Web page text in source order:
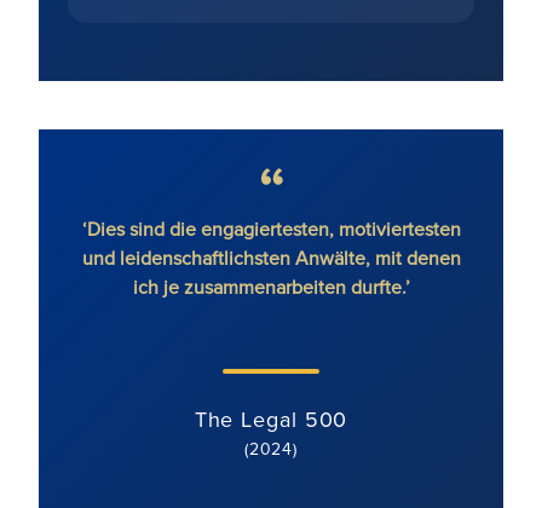
‘Dies sind die engagiertesten, motiviertesten
und leidenschaftlichsten Anwälte, mit denen
ich je zusammenarbeiten durfte.’
The Legal 500
(2024)